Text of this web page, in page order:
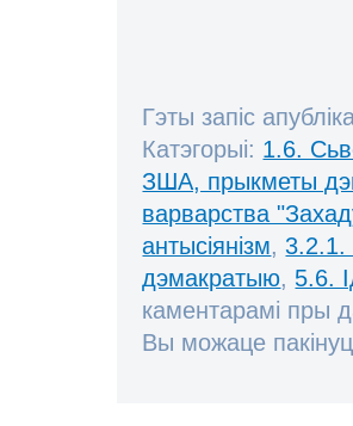
Гэты запіс
Катэгорыі: 1.6.
ЗША, прыкметы
варварства
антысіянізм, 3.2.1.
дэмакратыю, 5.6.
каментарамі пры
Вы можаце